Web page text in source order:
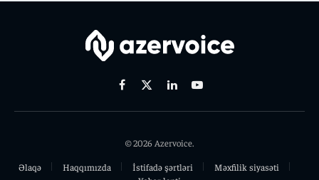
Facebook
X
LinkedinYoutube
© 2026 Azervoice.
Əlaqə
Haqqımızda İstifadə şərtləri
Məxfilik siyasəti